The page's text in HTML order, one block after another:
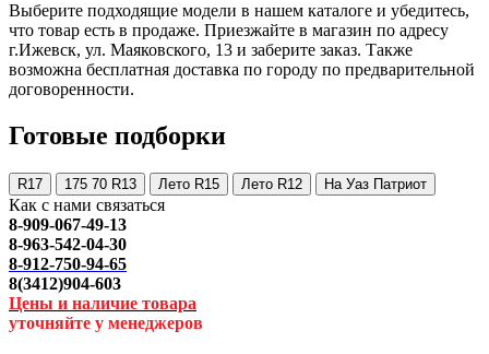
Выберите подходящие модели в нашем каталоге и убедитесь,
что товар есть в продаже. Приезжайте в магазин по адресу
г.Ижевск, ул. Маяковского, 13 и заберите заказ. Также
возможна бесплатная доставка по городу по предварительной
договоренности.
Готовые подборки
R17 175 70 R13 Лето R15 Лето R12 На Уаз Патриот
Как с нами связаться
8-909-067-49-13
8-963-542-04-30
8-912-750-94-65
8(3412)904-603
Цены и наличие товара
уточняйте у менеджеров